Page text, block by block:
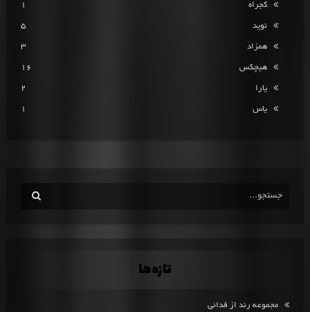
کجراه 1
نوید 5
همزاد 3
هیچکس 16
یارا 2
یاس 1
تازه‌ها
مجموعه رند از فدائی